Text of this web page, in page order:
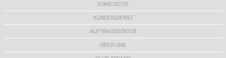
STARTSEITE
KUNDENDIENST
AUFTRAGSSTATUS
ÜBER UNS